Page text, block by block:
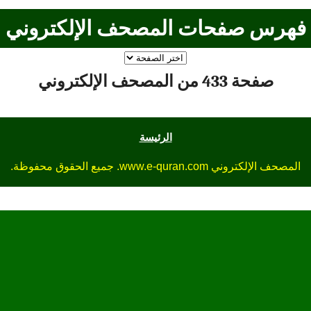
فهرس صفحات المصحف الإلكتروني
صفحة 433 من المصحف الإلكتروني
الرئيسة
المصحف الإلكتروني www.e-quran.com. جميع الحقوق محفوظة.